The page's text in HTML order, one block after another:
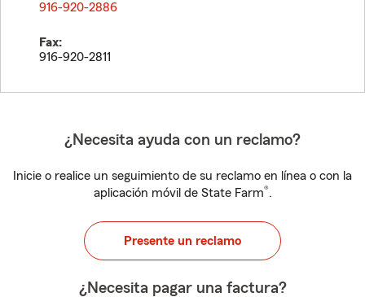
916-920-2886
Fax:
916-920-2811
¿Necesita ayuda con un reclamo?
Inicie o realice un seguimiento de su reclamo en línea o con la
aplicación móvil de State Farm®.
Presente un reclamo
¿Necesita pagar una factura?